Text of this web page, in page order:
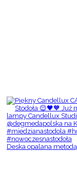
Deska opalana